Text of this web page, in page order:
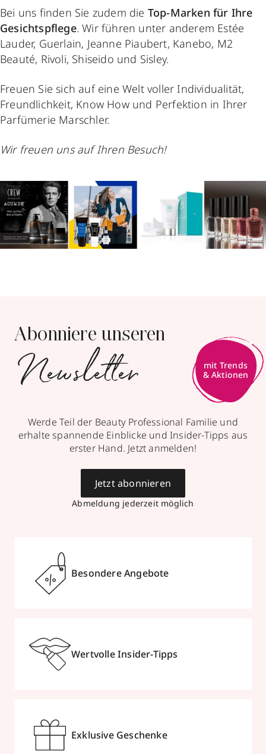
Bei uns finden Sie zudem die Top-Marken für Ihre
Gesichtspflege. Wir führen unter anderem Estée
Lauder, Guerlain, Jeanne Piaubert, Kanebo, M2
Beauté, Rivoli, Shiseido und Sisley.
Freuen Sie sich auf eine Welt voller Individualität,
Freundlichkeit, Know How und Perfektion in Ihrer
Parfümerie Marschler.
Wir freuen uns auf Ihren Besuch!
Abonniere unseren
Newsletter
mit Trends
& Aktionen
Werde Teil der Beauty Professional Familie und
erhalte spannende Einblicke und Insider-Tipps aus
erster Hand. Jetzt anmelden!
Abmeldung jederzeit möglich
Jetzt abonnieren
Besondere Angebote
Wertvolle Insider-Tipps
Exklusive Geschenke